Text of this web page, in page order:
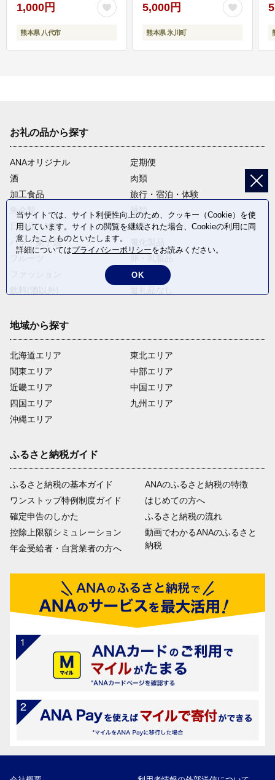
1,000円
熊本県 八代市
5,000円
熊本県 氷川町
お礼の品から探す
ANAオリジナル
定期便
酒
肉類
加工食品
旅行・宿泊・体験
魚介類
麺類
日用品・雑貨
野菜
パン・菓子類
米・穀物
地域から探す
北海道エリア
関東エリア
近畿エリア
四国エリア
沖縄エリア
東北エリア
中部エリア
中国エリア
九州エリア
ふるさと納税ガイド
ふるさと納税の基本ガイド
ワンストップ特例制度ガイド
確定申告のしかた
控除上限額シミュレーション
年金受給者・自営業者の方へ
ANAのふるさと納税の特徴
はじめての方へ
ふるさと納税の流れ
動画でわかるANAのふるさと
納税
当サイトでは、サイト利便性向上のため、クッキー（Cookie）を使
用しています。サイトの閲覧を継続された場合、Cookieの利用に同
意したことものといたします。
詳細についてはプライバシーポリシーをお読みください。
OK